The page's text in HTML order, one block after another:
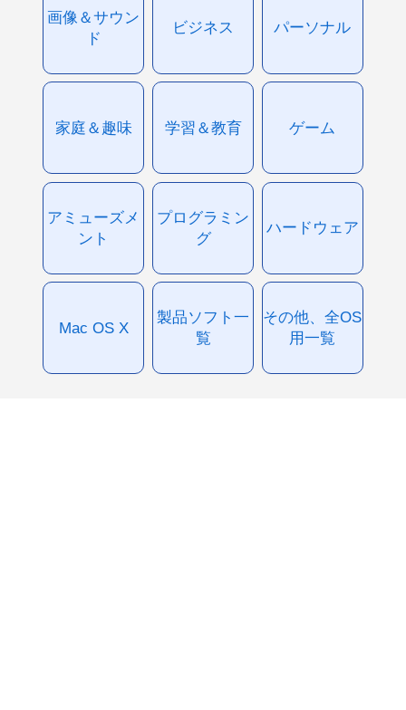
画像＆サウン
ド
ビジネス パーソナル
家庭＆趣味 学習＆教育 ゲーム
アミューズメ
ント
プログラミン
グ
ハードウェア
Mac OS X
製品ソフト一
覧
その他、全OS
用一覧